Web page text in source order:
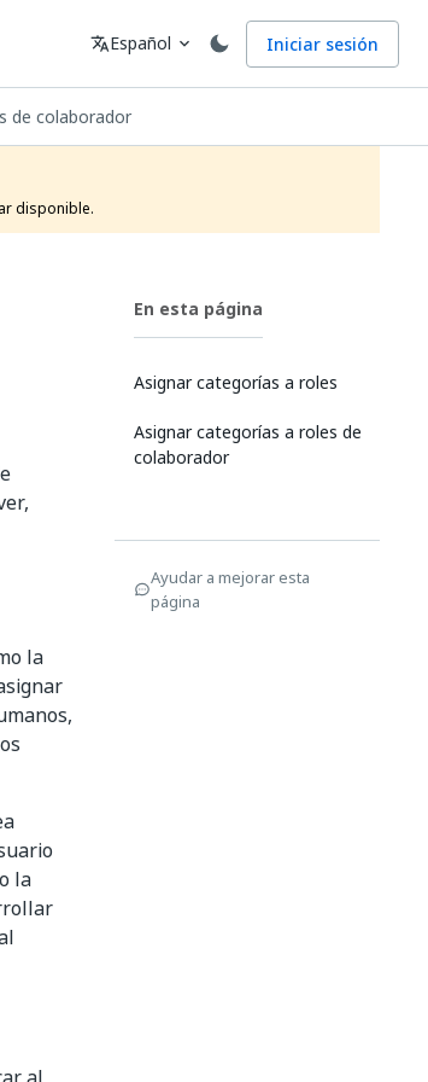
Idioma
translateEspañol expand_more Iniciar sesión
de colaborador
disponible.
la
la
En esta página
Asignar categorías a roles
Asignar categorías a roles de
colaborador
Ayudar a mejorar esta
página